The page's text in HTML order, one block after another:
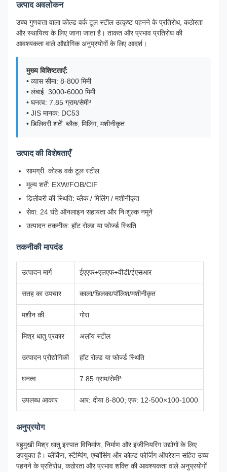
उत्पाद अवलोकन
उच्च गुणवत्ता वाला कोल्ड वर्क टूल स्टील उत्कृष्ट पहनने के प्रतिरोध, कठोरता
और स्थायित्व के लिए जाना जाता है। ताकत और प्रभाव प्रतिरोध की
आवश्यकता वाले औद्योगिक अनुप्रयोगों के लिए आदर्श।
मुख्य विशिष्टताएँ:
• व्यास सीमा: 8-800 मिमी
• लंबाई: 3000-6000 मिमी
• घनत्व: 7.85 ग्राम/सेमी³
• JIS मानक: DC53
• डिलिवरी शर्तें: ब्लैक, मिलिंग, मशीनीकृत
उत्पाद की विशेषताएँ
सामग्री: कोल्ड वर्क टूल स्टील
मूल्य शर्तें: EXW/FOB/CIF
डिलीवरी की स्थिति: ब्लैक / मिलिंग / मशीनीकृत
सेवा: 24 घंटे ऑनलाइन सहायता और निःशुल्क नमूने
उत्पादन तकनीक: हॉट रोल्ड या फोर्ज्ड स्थिति
तकनीकी मापदंड
उत्पादन मार्ग ईएएफ+एलएफ+वीडी/ईएसआर
सतह का उपचार काला/छिलका/पॉलिश/मशीनीकृत
मशीन की गोरा
मिश्र धातु प्रकार अलॉय स्टील
उत्पादन प्रौद्योगिकी हॉट रोल्ड या फोर्ज्ड स्थिति
घनत्व 7.85 ग्राम/सेमी³
उपलब्ध आकार आर: दीया 8-800; एफ: 12-500×100-1000
अनुप्रयोग
बहुमुखी मिश्र धातु इस्पात विनिर्माण, निर्माण और इंजीनियरिंग उद्योगों के लिए
उपयुक्त है। ब्लैंकिंग, स्टैम्पिंग, एम्बॉसिंग और कोल्ड फोर्जिंग ऑपरेशन सहित उच्च
पहनने के प्रतिरोध, कठोरता और प्रभाव शक्ति की आवश्यकता वाले अनुप्रयोगों